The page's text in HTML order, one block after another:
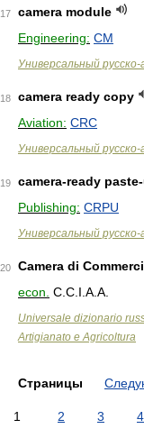
17
camera module
Engineering: CM
Универсальный русско-
18
camera ready copy
Aviation: CRC
Универсальный русско-
19
camera-ready
Publishing: CRPU
Универсальный русско-
20
Camera di
econ. C.C.I.A.A.
Universale dizionario
Artigianato e Agricoltura
Страницы
1 2 3 4